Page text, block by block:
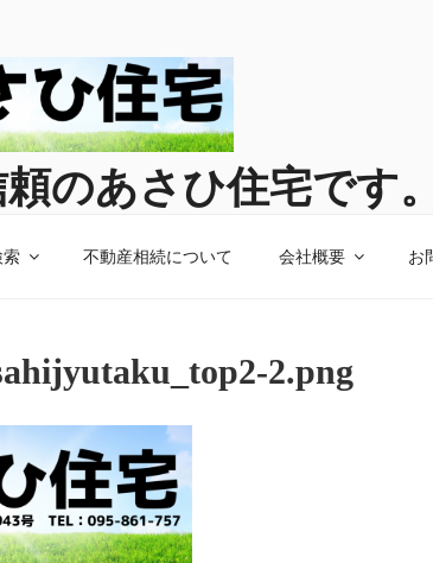
のあさひ住宅です。
索 不動産相続について 会社概要 お
2.png